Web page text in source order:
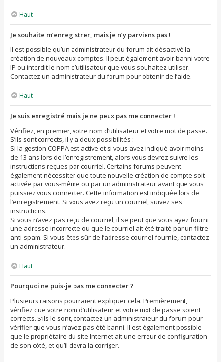
Haut
Je souhaite m’enregistrer, mais je n’y parviens pas !
Il est possible qu’un administrateur du forum ait désactivé la
création de nouveaux comptes. Il peut également avoir banni votre
IP ou interdit le nom d’utilisateur que vous souhaitez utiliser.
Contactez un administrateur du forum pour obtenir de l’aide.
Haut
Je suis enregistré mais je ne peux pas me connecter !
Vérifiez, en premier, votre nom d’utilisateur et votre mot de passe.
S’ils sont corrects, il y a deux possibilités :
Si la gestion COPPA est active et si vous avez indiqué avoir moins
de 13 ans lors de l’enregistrement, alors vous devrez suivre les
instructions reçues par courriel. Certains forums peuvent
également nécessiter que toute nouvelle création de compte soit
activée par vous-même ou par un administrateur avant que vous
puissiez vous connecter. Cette information est indiquée lors de
l’enregistrement. Si vous avez reçu un courriel, suivez ses
instructions.
Si vous n’avez pas reçu de courriel, il se peut que vous ayez fourni
une adresse incorrecte ou que le courriel ait été traité par un filtre
anti-spam. Si vous êtes sûr de l’adresse courriel fournie, contactez
un administrateur.
Haut
Pourquoi ne puis-je pas me connecter ?
Plusieurs raisons pourraient expliquer cela. Premièrement,
vérifiez que votre nom d’utilisateur et votre mot de passe soient
corrects. S’ils le sont, contactez un administrateur du forum pour
vérifier que vous n’avez pas été banni. Il est également possible
que le propriétaire du site Internet ait une erreur de configuration
de son côté, et qu’il devra la corriger.